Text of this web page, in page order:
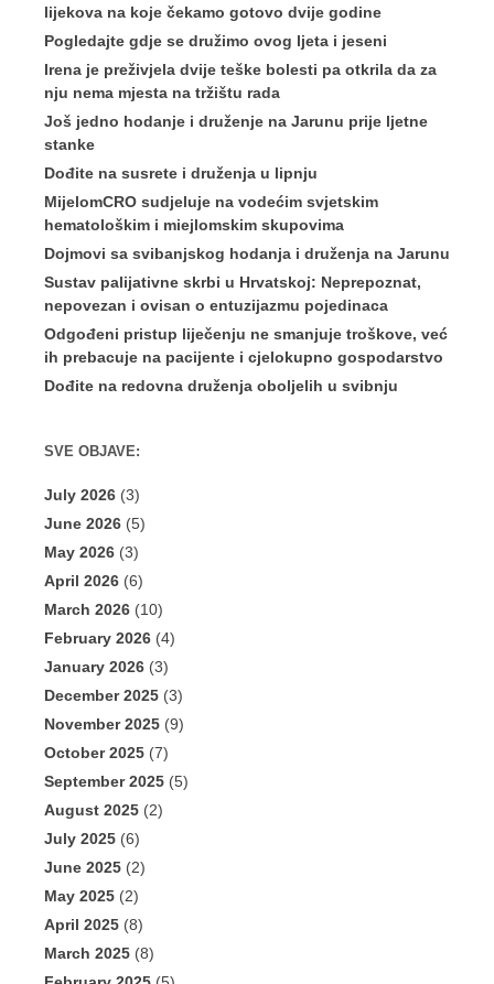
lijekova na koje čekamo gotovo dvije godine
Pogledajte gdje se družimo ovog ljeta i jeseni
Irena je preživjela dvije teške bolesti pa otkrila da za
nju nema mjesta na tržištu rada
Još jedno hodanje i druženje na Jarunu prije ljetne
stanke
Dođite na susrete i druženja u lipnju
MijelomCRO sudjeluje na vodećim svjetskim
hematološkim i miejlomskim skupovima
Dojmovi sa svibanjskog hodanja i druženja na Jarunu
Sustav palijativne skrbi u Hrvatskoj: Neprepoznat,
nepovezan i ovisan o entuzijazmu pojedinaca
Odgođeni pristup liječenju ne smanjuje troškove, već
ih prebacuje na pacijente i cjelokupno gospodarstvo
Dođite na redovna druženja oboljelih u svibnju
SVE OBJAVE:
July 2026 (3)
June 2026 (5)
May 2026 (3)
April 2026 (6)
March 2026 (10)
February 2026 (4)
January 2026 (3)
December 2025 (3)
November 2025 (9)
October 2025 (7)
September 2025 (5)
August 2025 (2)
July 2025 (6)
June 2025 (2)
May 2025 (2)
April 2025 (8)
March 2025 (8)